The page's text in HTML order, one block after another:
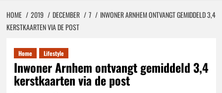
HOME 2019 DECEMBER 7
INWONER ARNHEM ONTVANGT GEMIDDELD 3,4
KERSTKAARTEN VIA DE POST
Home Lifestyle
Inwoner Arnhem ontvangt gemiddeld 3,4
kerstkaarten via de post